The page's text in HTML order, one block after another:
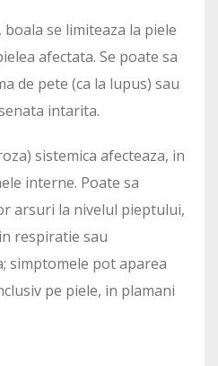
boala se limiteaza la piele
afectata. Se poate sa
de pete (ca la lupus) sau
intarita.
sistemica afecteaza, in
interne. Poate sa
arsuri la nivelul pieptului,
respiratie sau
simptomele pot aparea
pe piele, in plamani